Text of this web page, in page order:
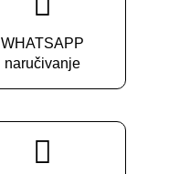
WHATSAPP
naručivanje